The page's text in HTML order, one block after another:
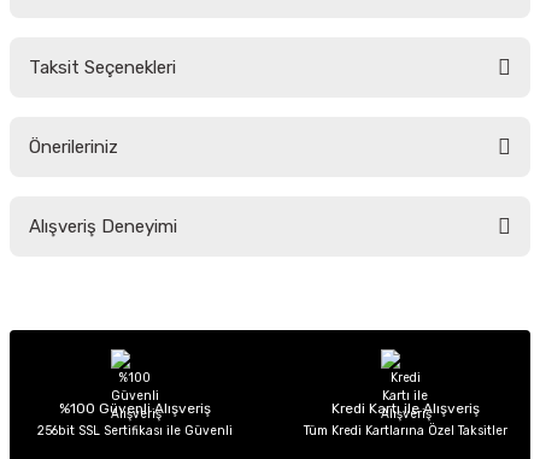
Taksit Seçenekleri
Önerileriniz
yetersiz gördüğünüz noktaları öneri formunu kullanarak tarafımıza
Ürün açıklamasında eksik bilgiler bulunuyor.
Ürün bilgilerinde hatalar bulunuyor.
Ürün fiyatı diğer sitelerden daha pahalı.
Alışveriş Deneyimi
Sitemize ilk yorumu siz yapın!
%100 Güvenli Alışveriş
256bit SSL Sertifikası ile Güvenli
Kredi Kartı ile Alışveriş
Tüm Kredi Kartlarına Özel Taksitler